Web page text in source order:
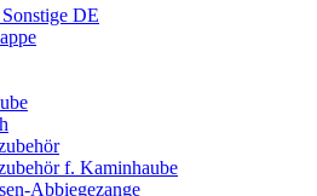
Sonstige DE
f. Kaminhaube
Abbiegezange